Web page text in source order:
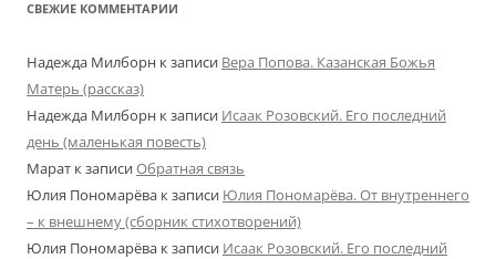
СВЕЖИЕ КОММЕНТАРИИ
Надежда Милборн к записи Вера Попова. Казанская Божья
Матерь (рассказ)
Надежда Милборн к записи Исаак Розовский. Его последний
день (маленькая повесть)
Марат к записиОбратная связь
Юлия Пономарёва к записи Юлия Пономарёва. От внутреннего
– к внешнему (сборник стихотворений)
Юлия Пономарёва к записи Исаак Розовский. Его последний